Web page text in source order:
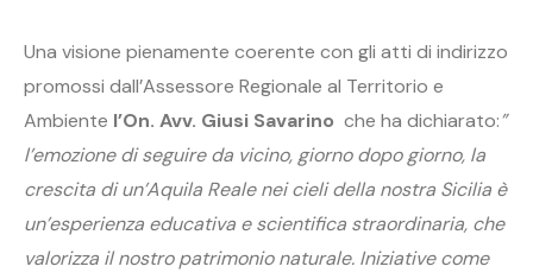
Una visione pienamente coerente con gli atti di indirizzo
promossi dall’Assessore Regionale al Territorio e
Ambiente l’On. Avv. Giusi Savarino che ha dichiarato:”
l’emozione di seguire da vicino, giorno dopo giorno, la
crescita di un’Aquila Reale nei cieli della nostra Sicilia è
un’esperienza educativa e scientifica straordinaria, che
valorizza il nostro patrimonio naturale. Iniziative come